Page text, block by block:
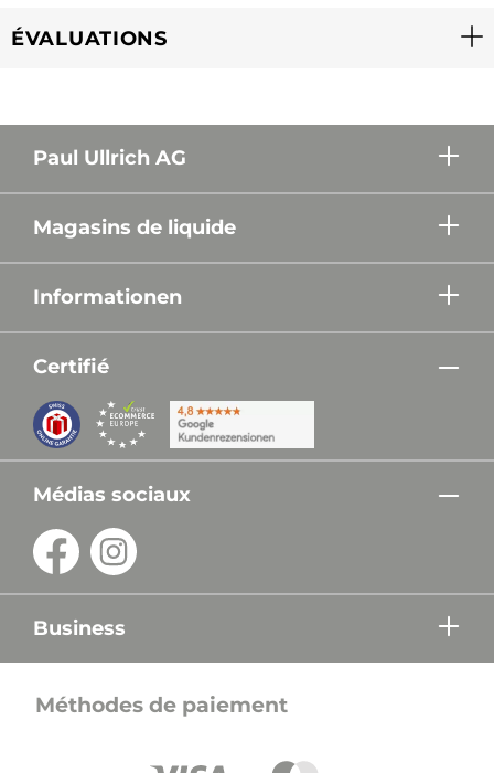
ÉVALUATIONS
Paul Ullrich AG
Magasins de liquide
Informationen
Certifié
Médias sociaux
Business
Méthodes de paiement